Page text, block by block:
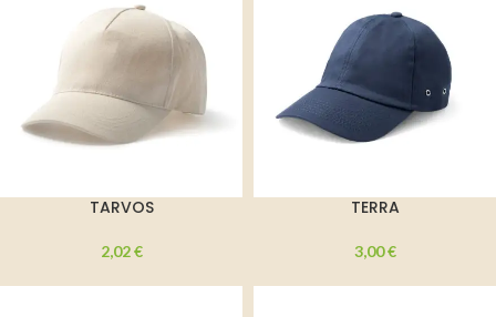
TARVOS
2,02€
TERRA
3,00€